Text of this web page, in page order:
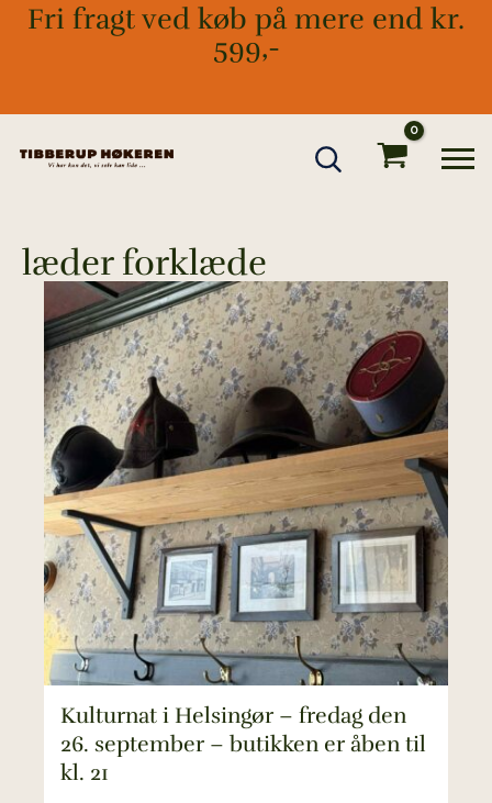
Fri fragt ved køb på mere end kr.
599,-
læder forklæde
Kulturnat i Helsingør – fredag den
26. september – butikken er åben til
kl. 21